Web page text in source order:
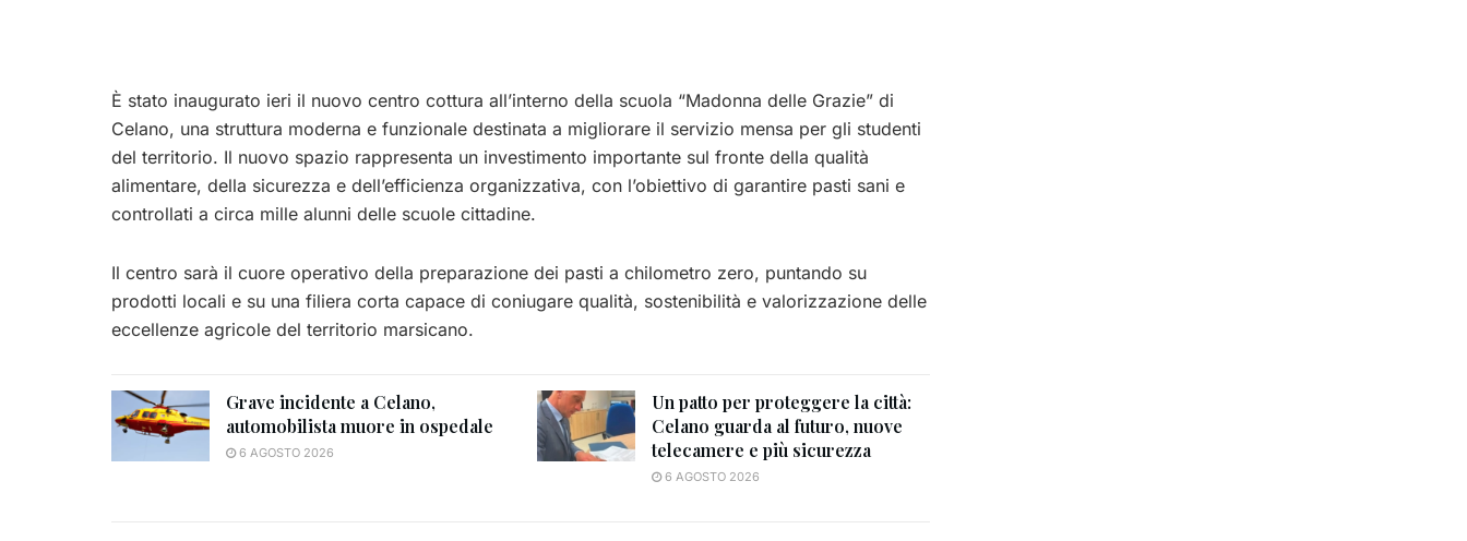
È stato inaugurato ieri il nuovo centro cottura all’interno della scuola “Madonna delle Grazie” di
Celano, una struttura moderna e funzionale destinata a migliorare il servizio mensa per gli studenti
del territorio. Il nuovo spazio rappresenta un investimento importante sul fronte della qualità
alimentare, della sicurezza e dell’efficienza organizzativa, con l’obiettivo di garantire pasti sani e
controllati a circa mille alunni delle scuole cittadine.
Il centro sarà il cuore operativo della preparazione dei pasti a chilometro zero, puntando su
prodotti locali e su una filiera corta capace di coniugare qualità, sostenibilità e valorizzazione delle
eccellenze agricole del territorio marsicano.
Grave incidente a Celano,
automobilista muore in ospedale
6 AGOSTO 2026
Un patto per proteggere la città:
Celano guarda al futuro, nuove
telecamere e più sicurezza
6 AGOSTO 2026